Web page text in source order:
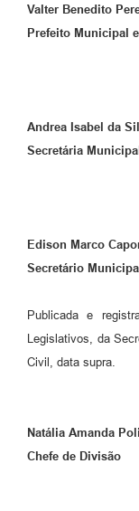
Valter Benedito
Prefeito Municipal
Andrea Isabel da
Secretária
Edison Marco
Secretário
Publicada e
Legislativos, da
Civil, data supra.
Natália Amanda
Chefe de Divisão